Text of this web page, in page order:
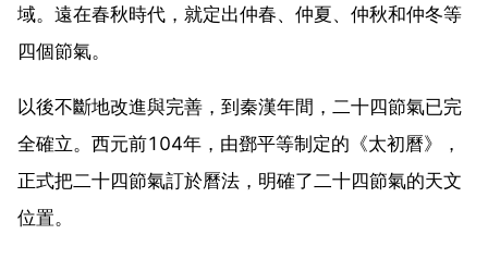
域。遠在春秋時代，就定出仲春、仲夏、仲秋和仲冬等
四個節氣。
以後不斷地改進與完善，到秦漢年間，二十四節氣已完
全確立。西元前104年，由鄧平等制定的《太初曆》，
正式把二十四節氣訂於曆法，明確了二十四節氣的天文
位置。